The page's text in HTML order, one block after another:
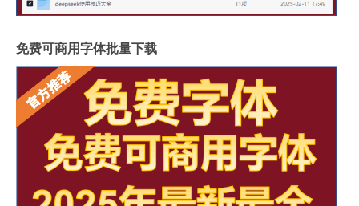
免费可商用字体批量下载